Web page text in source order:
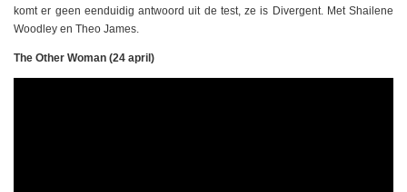
komt er geen eenduidig antwoord uit de test, ze is Divergent. Met Shailene
Woodley en Theo James.
The Other Woman (24 april)